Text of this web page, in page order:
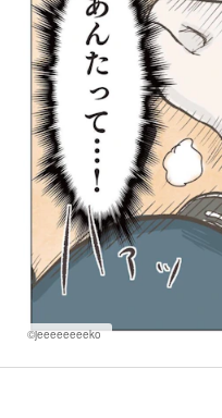
©jeeeeeeeeko